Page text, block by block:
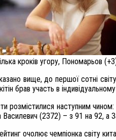
кроків угору, Пономарьов
вище, до першої сотні
брав участь в
розмістилися наступним
Василевич (2372) – з 91 на 92, а
очолює чемпіонка світу